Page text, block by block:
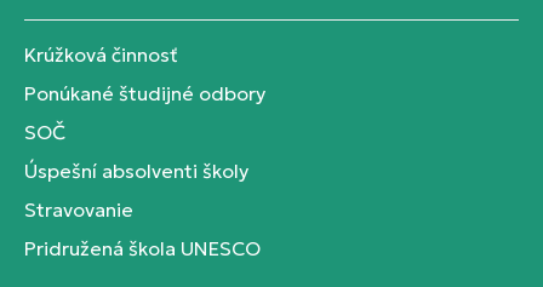
Krúžková činnosť
Ponúkané študijné odbory
SOČ
Úspešní absolventi školy
Stravovanie
Pridružená škola UNESCO